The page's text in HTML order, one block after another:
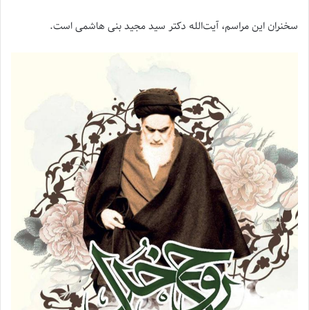
سخنران این مراسم، آیت‌الله دکتر سید مجید بنی هاشمی است.